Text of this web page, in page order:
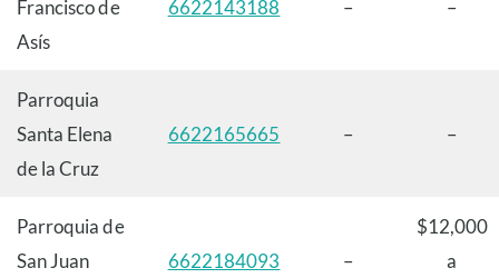
Francisco de
Asís
6622143188 – –
Parroquia
Santa Elena
de la Cruz
6622165665 – –
Parroquia de
San Juan
6622184093 –
$12,000
a